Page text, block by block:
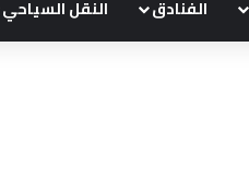
الفنادق النقل السياحي